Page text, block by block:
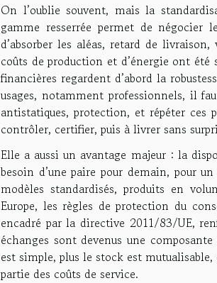
On l’oublie souvent, mais la
gamme resserrée permet de négocier
d’absorber les aléas, retard de
coûts de production et d’énergie ont
financières regardent d’abord la
usages, notamment professionnels, il
antistatiques, protection, et répéter ces
contrôler, certifier, puis à livrer sans
Elle a aussi un avantage majeur : la
besoin d’une paire pour demain, pour
modèles standardisés, produits en
Europe, les règles de protection du
encadré par la directive 2011/83/UE,
échanges sont devenus une
est simple, plus le stock est
partie des coûts de service.